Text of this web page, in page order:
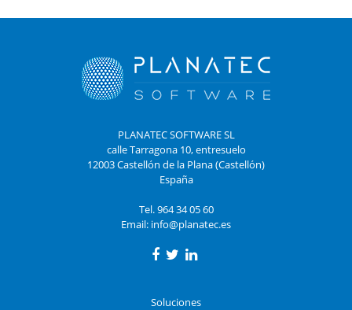
PLANATEC SOFTWARE SL
calle Tarragona 10, entresuelo
12003 Castellón de la Plana (Castellón)
España
Tel. 964 34 05 60
Email: info@planatec.es
Soluciones